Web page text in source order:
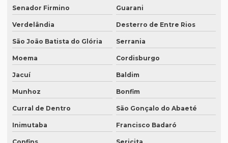
Rádios para tradução simultânea
Revisão de artigos científicos
Revisão gramatical profissional
Revisão em ingles tradução
Revisão de manuscritos literários
Revisão de teses e dissertações
Senador Firmino Guarani
Verdelândia Desterro de Entre Rios
São João Batista do Glória Serrania
Moema Cordisburgo
Jacuí Baldim
Munhoz Bonfim
Curral de Dentro São Gonçalo do Abaeté
Inimutaba Francisco Badaró